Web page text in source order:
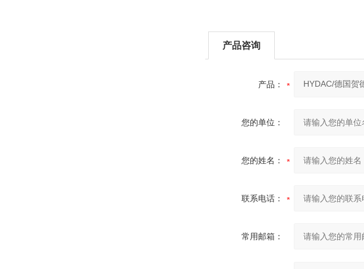
产品咨询
产品：
您的单位：
您的姓名：
联系电话：
常用邮箱：